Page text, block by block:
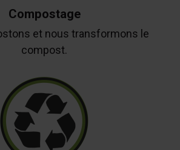
Compostage
et nous transformons le
compost.